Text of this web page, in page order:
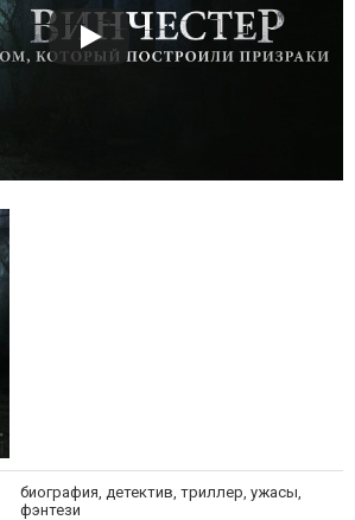
биография, детектив, триллер, ужасы,
фэнтези